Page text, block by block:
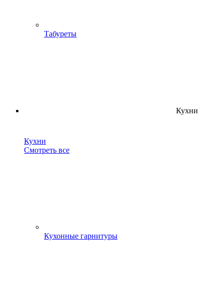
Табуреты
Кухни
Кухни
Смотреть все
Кухонные гарнитуры